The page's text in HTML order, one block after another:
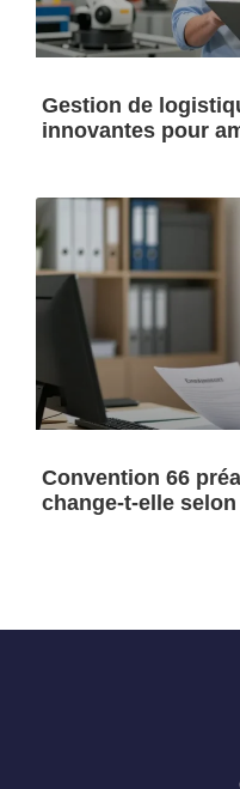
Gestion de
innovantes pour
Convention 66
change-t-elle